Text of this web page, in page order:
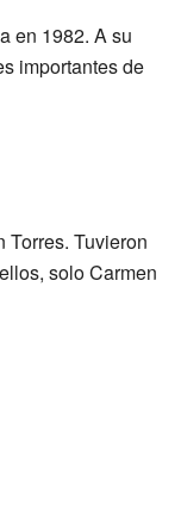
en 1982. A su
importantes de
Torres. Tuvieron
solo Carmen